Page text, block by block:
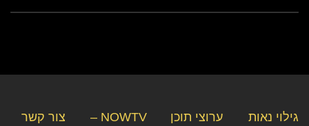
צור קשר
NOWTV –
ערוצי תוכן גילוי נאות